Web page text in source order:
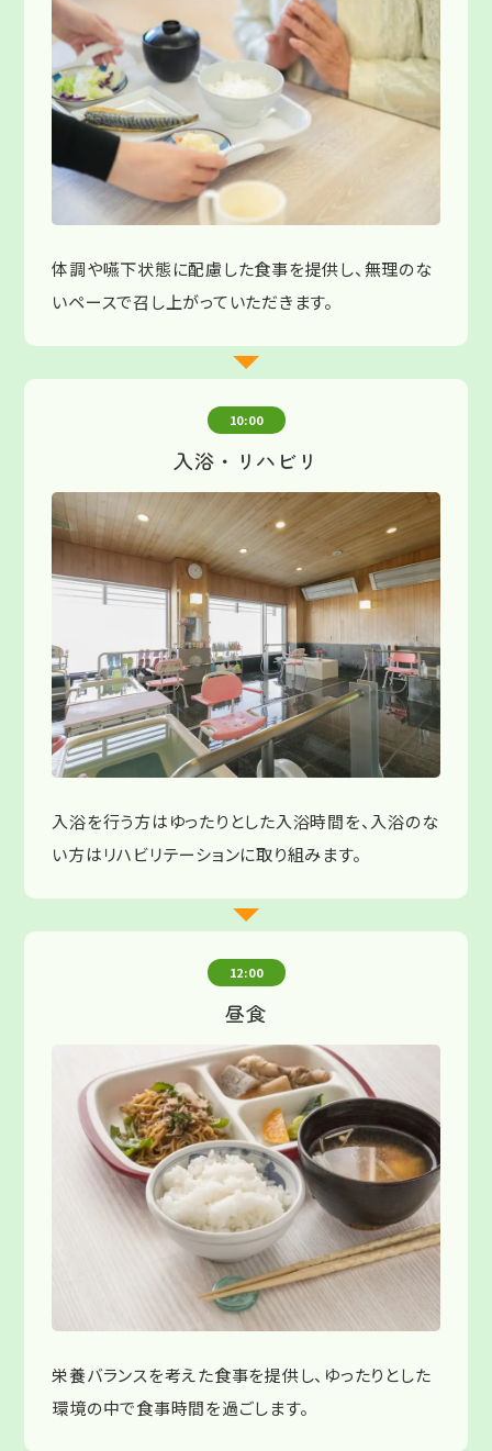
体調や嚥下状態に配慮した食事を提供し、無理のな
いペースで召し上がっていただきます。
10:00
入浴・リハビリ
入浴を行う方はゆったりとした入浴時間を、入浴のな
い方はリハビリテーションに取り組みます。
12:00
昼食
栄養バランスを考えた食事を提供し、ゆったりとした
環境の中で食事時間を過ごします。